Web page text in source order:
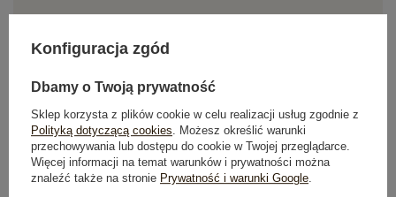
GŁÓWNE PARAMETRY
OPINIE O PRODUKCIE (1)
Konfiguracja zgód
Dbamy o Twoją prywatność
Sklep korzysta z plików cookie w celu realizacji usług zgodnie z
Polityką dotyczącą cookies. Możesz określić warunki
przechowywania lub dostępu do cookie w Twojej przeglądarce.
Więcej informacji na temat warunków i prywatności można
znaleźć także na stronie Prywatność i warunki Google.